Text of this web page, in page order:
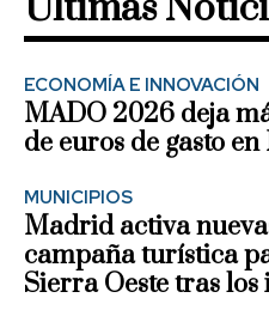
ECONOMÍA E INNOVACIÓN
MADO 2026 deja
de euros de gasto
MUNICIPIOS
Madrid activa
campaña turística
Sierra Oeste tras los